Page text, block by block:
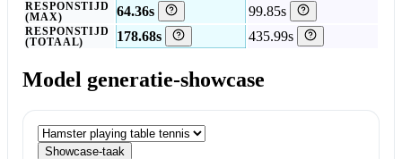
RESPONSTIJD
(MAX)
64.36s 99.85s
RESPONSTIJD
(TOTAAL)
178.68s 435.99s
Model generatie-showcase
Showcase-taak